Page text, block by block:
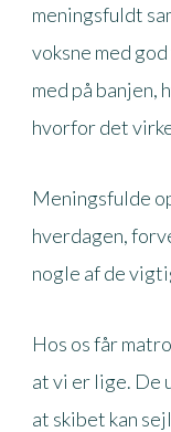
meningsfuldt
voksne med
med på banjen,
hvorfor det
Meningsfulde
hverdagen,
nogle af de
Hos os får
at vi er lige. De
at skibet kan